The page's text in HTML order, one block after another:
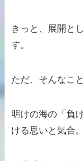
きっと、展開と
す。
ただ、そんなこ
明けの海の「負
ける思いと気合。